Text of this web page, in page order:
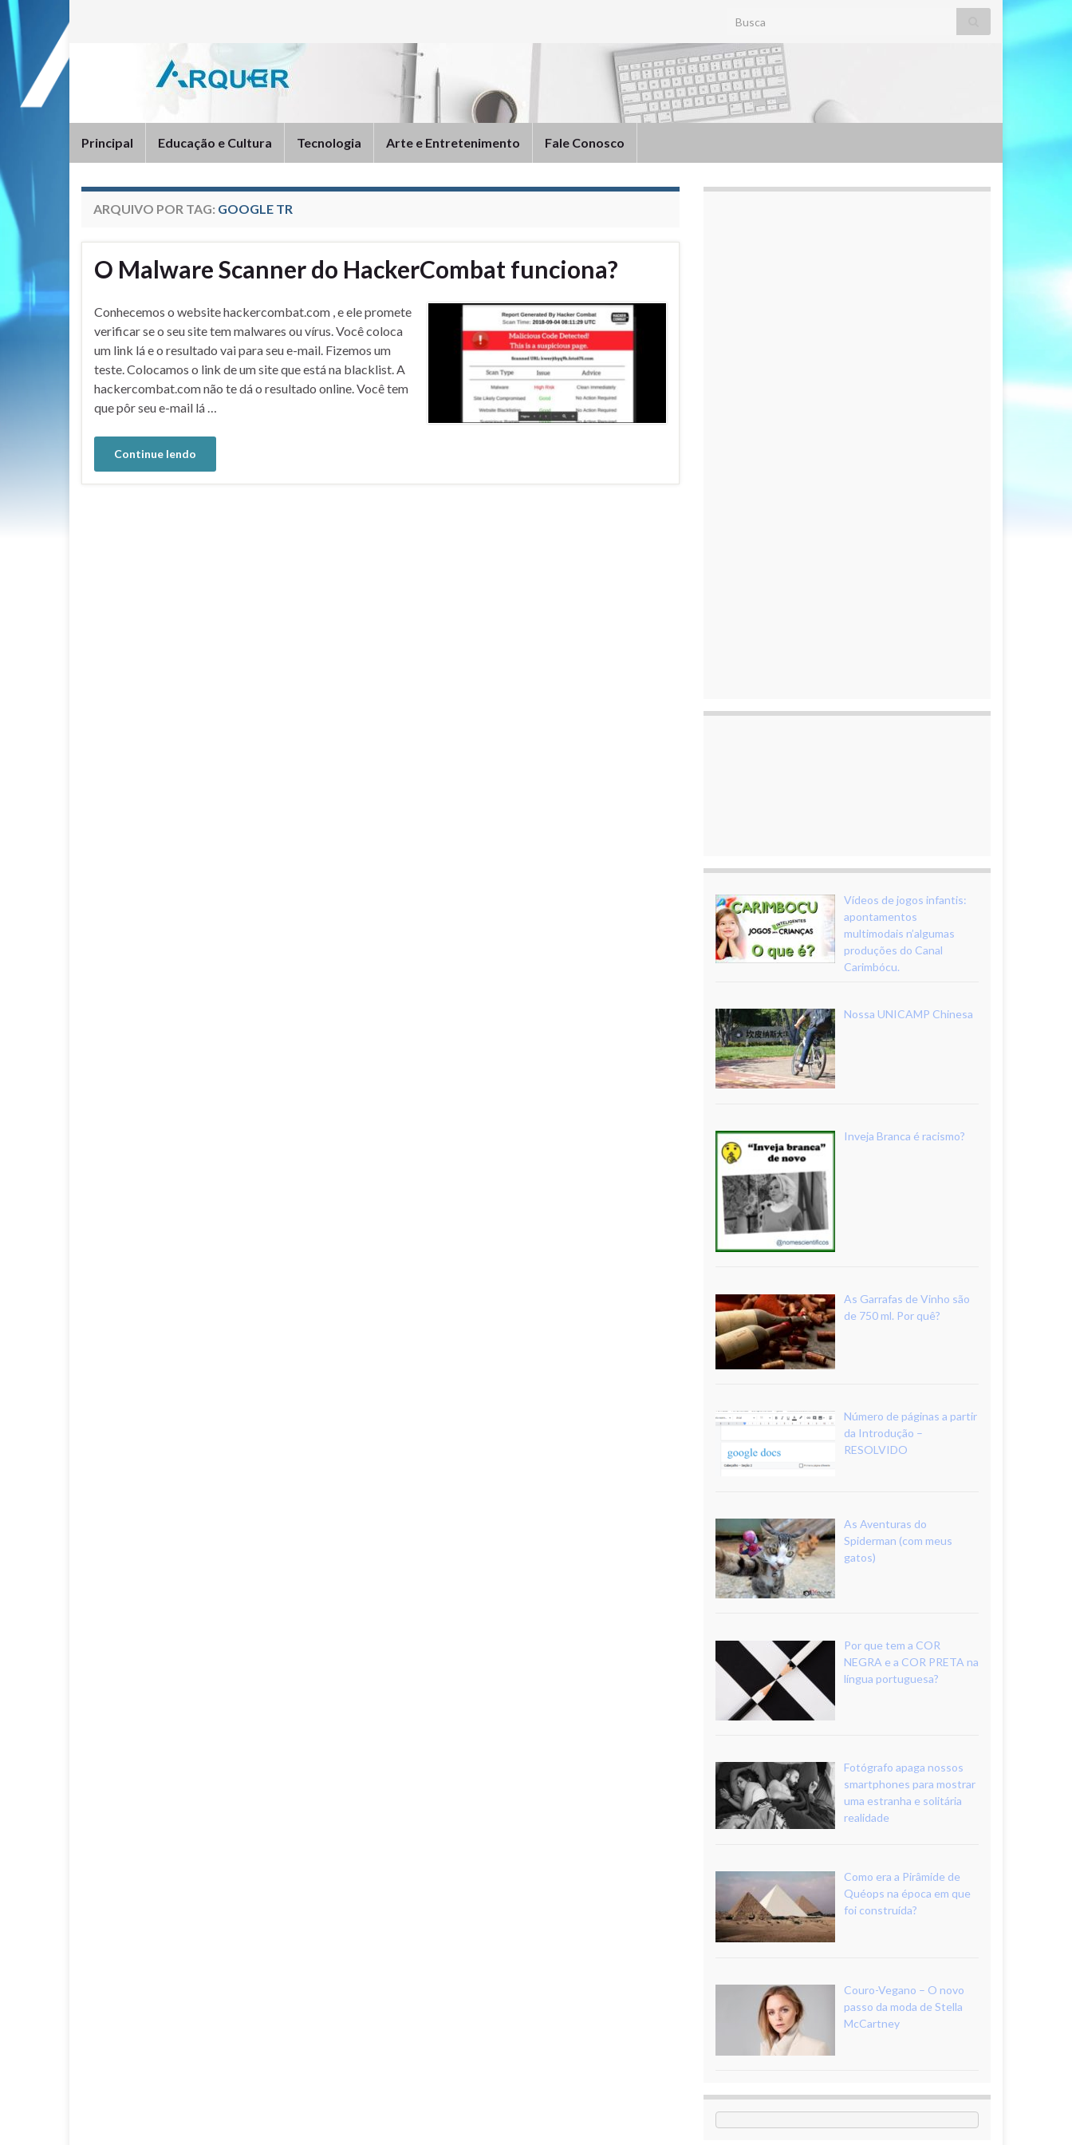
Search for:
Principal Educação e Cultura Tecnologia Arte e Entretenimento Fale Conosco
ARQUIVO POR TAG: GOOGLE TR
O Malware Scanner do HackerCombat funciona?
Conhecemos o website hackercombat.com , e ele promete
verificar se o seu site tem malwares ou vírus. Você coloca
um link lá e o resultado vai para seu e-mail. Fizemos um
teste. Colocamos o link de um site que está na blacklist. A
hackercombat.com não te dá o resultado online. Você tem
que pôr seu e-mail lá …
Continue lendo
Vídeos de jogos infantis:
apontamentos
multimodais n’algumas
produções do Canal
Carimbócu.
Nossa UNICAMP Chinesa
Inveja Branca é racismo?
As Garrafas de Vinho são
de 750 ml. Por quê?
Número de páginas a partir
da Introdução –
RESOLVIDO
As Aventuras do
Spiderman (com meus
gatos)
Por que tem a COR
NEGRA e a COR PRETA na
língua portuguesa?
Fotógrafo apaga nossos
smartphones para mostrar
uma estranha e solitária
realidade
Como era a Pirâmide de
Quéops na época em que
foi construída?
Couro-Vegano – O novo
passo da moda de Stella
McCartney